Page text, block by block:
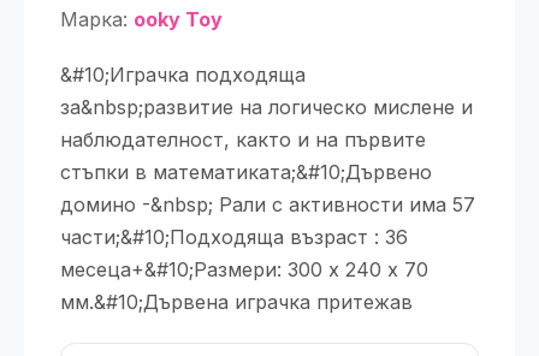
Марка: ooky Toy
&#10;Играчка подходяща
за&nbsp;развитие на логическо мислене и
наблюдателност, както и на първите
стъпки в математиката;&#10;Дървено
домино -&nbsp; Рали с активности има 57
части;&#10;Подходяща възраст : 36
месеца+&#10;Размери: 300 х 240 х 70
мм.&#10;Дървена играчка притежав